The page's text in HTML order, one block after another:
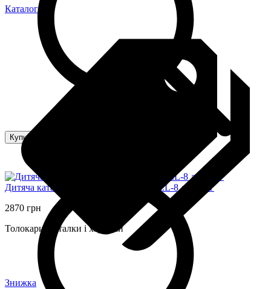
Дитяча каталка-толокар 2 в 1 M 6253EL-8 до 30 кг
2870 грн
Толокари, каталки і ходунки
Купити
Каталог
Знижка